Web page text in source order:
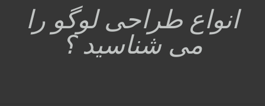
انواع طراحی لوگو را
می شناسید ؟